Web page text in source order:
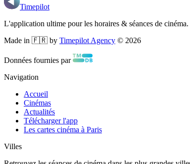
Timepilot
L'application ultime pour les horaires & séances de cinéma.
Made in 🇫🇷 by Timepilot Agency © 2026
Données fournies par
Navigation
Accueil
Cinémas
Actualités
Télécharger l'app
Les cartes cinéma à Paris
Villes